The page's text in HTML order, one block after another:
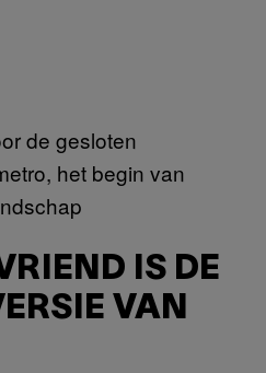
de gesloten
het begin van
IS DE
VAN